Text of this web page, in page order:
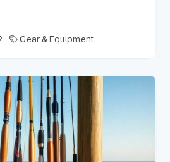
Gear & Equipment